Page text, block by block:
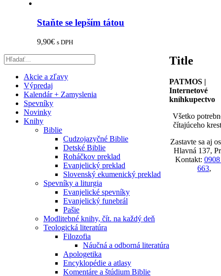
Staňte se lepším tátou
9,90€ s DPH
Akcie a zľavy
Výpredaj
Kalendár + Zamyslenia
Spevníky
Novinky
Knihy
Biblie
Cudzojazyčné Biblie
Detské Biblie
Roháčkov preklad
Evanjelický preklad
Slovenský ekumenický preklad
Spevníky a liturgia
Evanjelické spevníky
Evanjelický funebrál
Pašie
Modlitebné knihy, čít. na každý deň
Teologická literatúra
Filozofia
Náučná a odborná literatúra
Apologetika
Encyklopédie a atlasy
Komentáre a štúdium Biblie
Title
PATMOS |
Internetové
kníhkupectvo
Všetko
čítajúceho
Zastavte sa aj
Hlavná 137,
Kontakt:
663,